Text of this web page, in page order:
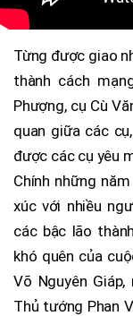
Từng được giao
thành cách
Phượng, cụ Cù
quan giữa các
được các cụ yêu
Chính những
xúc với nhiều
các bậc lão
khó quên của
Võ Nguyên
Thủ tướng Phan